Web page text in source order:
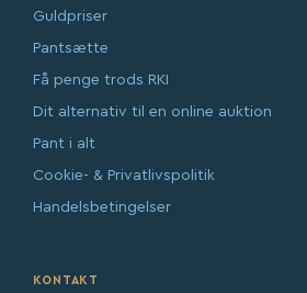
Guldpriser
Pantsætte
Få penge trods RKI
Dit alternativ til en online auktion
Pant i alt
Cookie- & Privatlivspolitik
Handelsbetingelser
KONTAKT